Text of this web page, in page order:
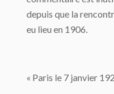
depuis que la
eu lieu en 1906.
« Paris le 7 janvier